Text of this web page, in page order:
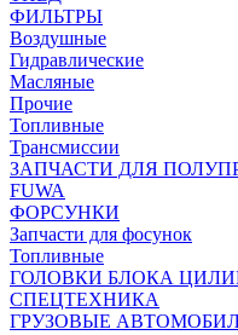
ФИЛЬТРЫ
Воздушные
Гидравлические
Масляные
Прочие
Топливные
Трансмиссии
ЗАПЧАСТИ ДЛЯ
FUWA
ФОРСУНКИ
Запчасти для фосунок
Топливные
ГОЛОВКИ БЛОКА
СПЕЦТЕХНИКА
ГРУЗОВЫЕ